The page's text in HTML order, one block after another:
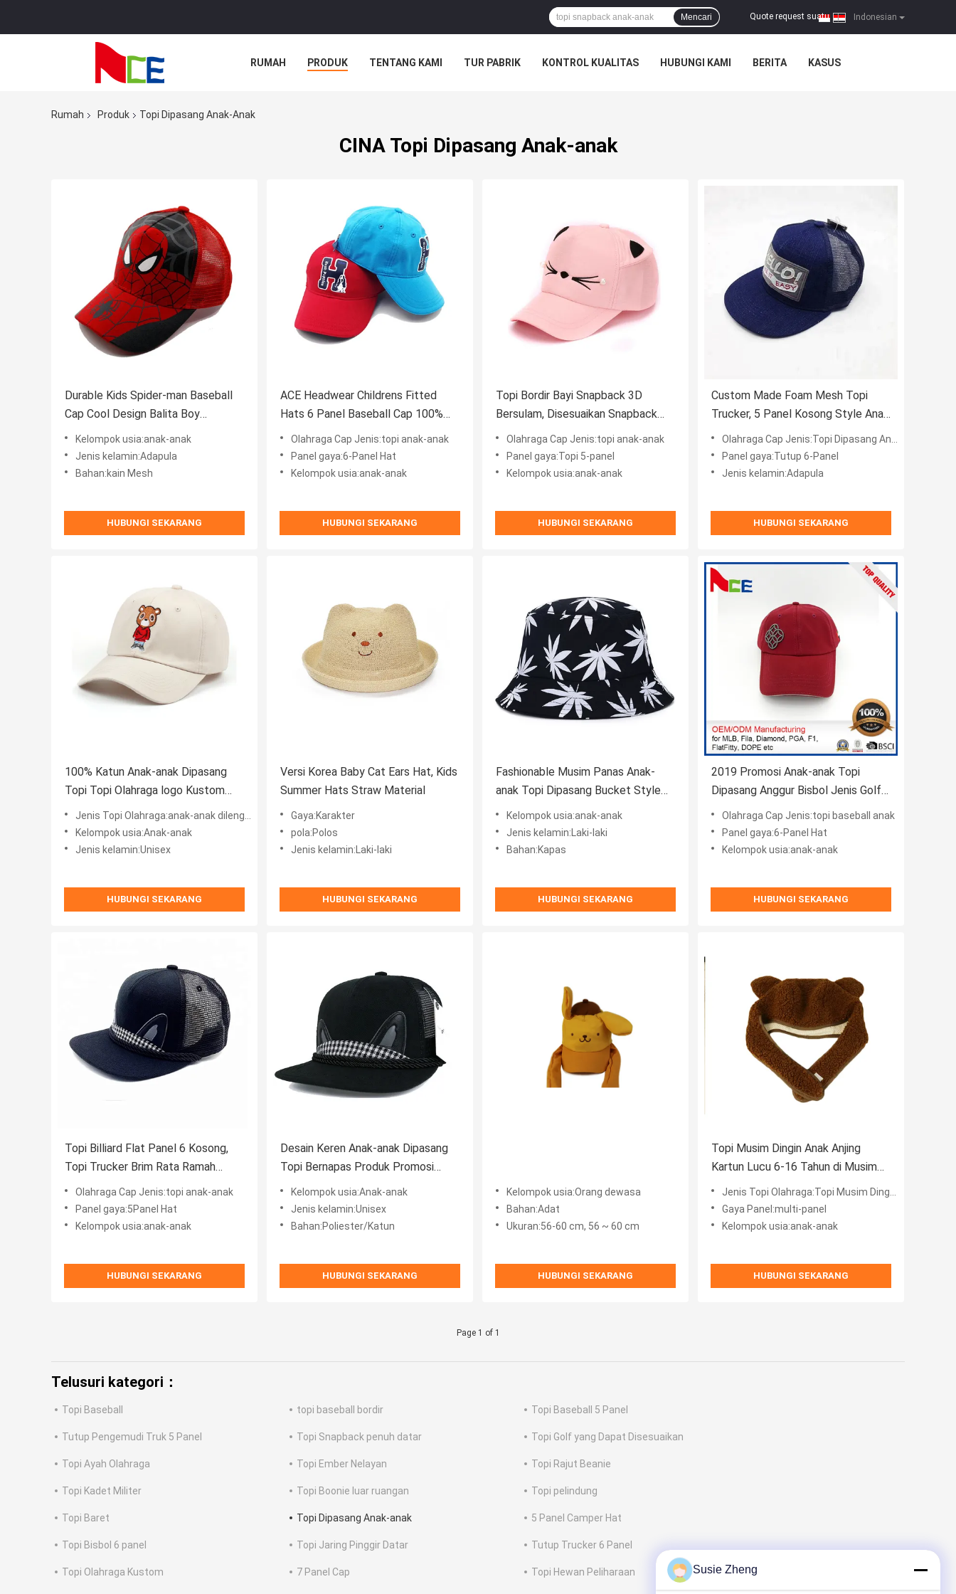
Indonesian
Quote request suatu |
Mencari
RUMAH PRODUK TENTANG KAMI TUR PABRIK KONTROL KUALITAS HUBUNGI KAMI BERITA KASUS
Rumah Produk Topi Dipasang Anak-Anak
CINA Topi Dipasang Anak-anak
Durable Kids Spider-man Baseball
Cap Cool Design Balita Boy
Baseball Caps
Kelompok usia:anak-anak
Jenis kelamin:Adapula
Bahan:kain Mesh
HUBUNGI SEKARANG
ACE Headwear Childrens Fitted
Hats 6 Panel Baseball Cap 100%
Cotton
Olahraga Cap Jenis:topi anak-anak
Panel gaya:6-Panel Hat
Kelompok usia:anak-anak
HUBUNGI SEKARANG
Topi Bordir Bayi Snapback 3D
Bersulam, Disesuaikan Snapback
Caps Childrens
Olahraga Cap Jenis:topi anak-anak
Panel gaya:Topi 5-panel
Kelompok usia:anak-anak
HUBUNGI SEKARANG
Custom Made Foam Mesh Topi
Trucker, 5 Panel Kosong Style Anak
Trucker Hat
Olahraga Cap Jenis:Topi Dipasang Anak-anak
Panel gaya:Tutup 6-Panel
Jenis kelamin:Adapula
HUBUNGI SEKARANG
100% Katun Anak-anak Dipasang
Topi Topi Olahraga logo Kustom
bordir Polos
Jenis Topi Olahraga:anak-anak dilengkapi topi
Kelompok usia:Anak-anak
Jenis kelamin:Unisex
HUBUNGI SEKARANG
Versi Korea Baby Cat Ears Hat, Kids
Summer Hats Straw Material
Gaya:Karakter
pola:Polos
Jenis kelamin:Laki-laki
HUBUNGI SEKARANG
Fashionable Musim Panas Anak-
anak Topi Dipasang Bucket Style
Dengan Logo Dicetak
Kelompok usia:anak-anak
Jenis kelamin:Laki-laki
Bahan:Kapas
HUBUNGI SEKARANG
2019 Promosi Anak-anak Topi
Dipasang Anggur Bisbol Jenis Golf
Ramah Lingkungan
Olahraga Cap Jenis:topi baseball anak
Panel gaya:6-Panel Hat
Kelompok usia:anak-anak
HUBUNGI SEKARANG
Topi Billiard Flat Panel 6 Kosong,
Topi Trucker Brim Rata Ramah
Lingkungan
Olahraga Cap Jenis:topi anak-anak
Panel gaya:5Panel Hat
Kelompok usia:anak-anak
HUBUNGI SEKARANG
Desain Keren Anak-anak Dipasang
Topi Bernapas Produk Promosi
Iklan
Kelompok usia:Anak-anak
Jenis kelamin:Unisex
Bahan:Poliester/Katun
HUBUNGI SEKARANG
Kelompok usia:Orang dewasa
Bahan:Adat
Ukuran:56-60 cm, 56 ~ 60 cm
HUBUNGI SEKARANG
Topi Musim Dingin Anak Anjing
Kartun Lucu 6-16 Tahun di Musim
Dingin 58-60cm
Jenis Topi Olahraga:Topi Musim Dingin Anak-anak Anjing Kartun Lucu Berusia 6-16 Tahun di Musim Dingin 58-60cm
Gaya Panel:multi-panel
Kelompok usia:anak-anak
HUBUNGI SEKARANG
Page 1 of 1
Telusuri kategori：
Topi Baseball topi baseball bordir Topi Baseball 5 Panel
Tutup Pengemudi Truk 5 Panel Topi Snapback penuh datar Topi Golf yang Dapat Disesuaikan
Topi Ayah Olahraga Topi Ember Nelayan Topi Rajut Beanie
Topi Kadet Militer Topi Boonie luar ruangan Topi pelindung
Topi Baret Topi Dipasang Anak-anak 5 Panel Camper Hat
Topi Bisbol 6 panel Topi Jaring Pinggir Datar Tutup Trucker 6 Panel
Topi Olahraga Kustom 7 Panel Cap Topi Hewan Peliharaan Susie Zheng